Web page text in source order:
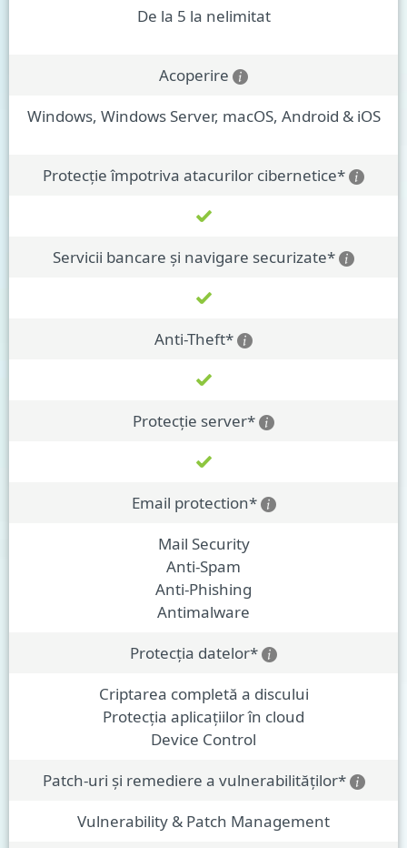
De la 5 la nelimitat
Acoperire
Windows, Windows Server, macOS, Android & iOS
Protecție împotriva atacurilor cibernetice*
Servicii bancare și navigare securizate*
Anti-Theft*
Protecție server*
Email protection*
Mail Security
Anti-Spam
Anti-Phishing
Antimalware
Protecția datelor*
Criptarea completă a discului
Protecția aplicațiilor în cloud
Device Control
Patch-uri și remediere a vulnerabilităților*
Vulnerability & Patch Management